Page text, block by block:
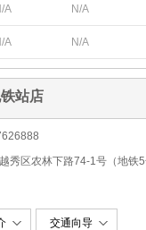
A N/A
A N/A
站店
秀区农林下路74-1号（地铁
交通向导